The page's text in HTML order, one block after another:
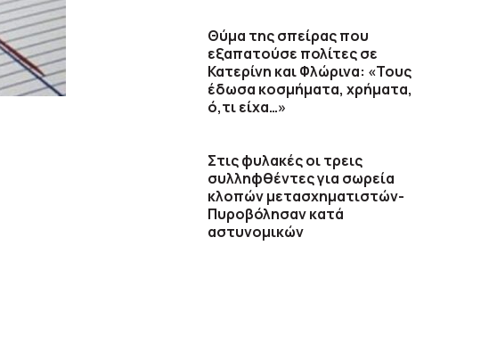
Θύμα της σπείρας που
εξαπατούσε πολίτες σε
Κατερίνη και Φλώρινα: «Τους
έδωσα κοσμήματα, χρήματα,
ό,τι είχα…»
Στις φυλακές οι τρεις
συλληφθέντες για σωρεία
κλοπών μετασχηματιστών-
Πυροβόλησαν κατά
αστυνομικών